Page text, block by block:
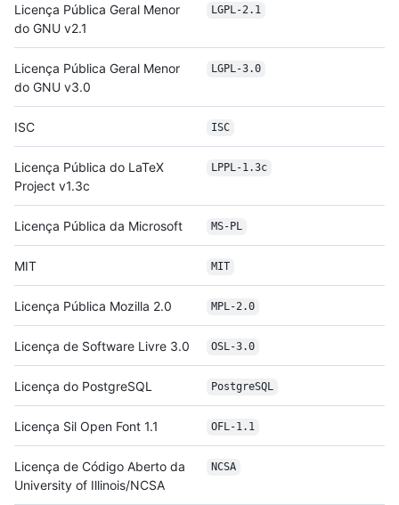
Licença Pública Geral Menor
do GNU v2.1
LGPL-2.1
Licença Pública Geral Menor
do GNU v3.0
LGPL-3.0
ISC ISC
Licença Pública do LaTeX
Project v1.3c
LPPL-1.3c
Licença Pública da Microsoft MS-PL
MIT MIT
Licença Pública Mozilla 2.0 MPL-2.0
Licença de Software Livre 3.0 OSL-3.0
Licença do PostgreSQL PostgreSQL
Licença Sil Open Font 1.1 OFL-1.1
Licença de Código Aberto da
University of Illinois/NCSA
NCSA